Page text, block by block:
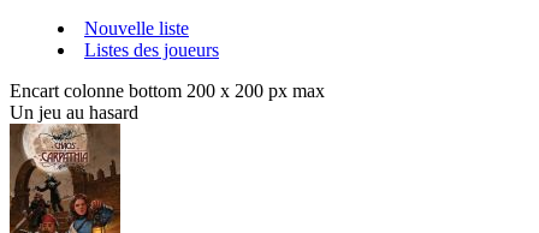
Nouvelle liste
Listes des joueurs
Encart colonne bottom 200 x 200 px max
Un jeu au hasard